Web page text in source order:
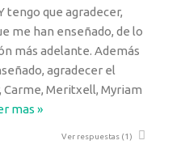
tengo que agradecer,
me han enseñado, de lo
más adelante. Además
agradecer el
Carme, Meritxell, Myriam
mas »
Ver respuestas (1)